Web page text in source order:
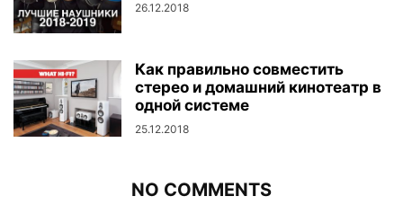
26.12.2018
Как правильно совместить
стерео и домашний кинотеатр в
одной системе
25.12.2018
NO COMMENTS